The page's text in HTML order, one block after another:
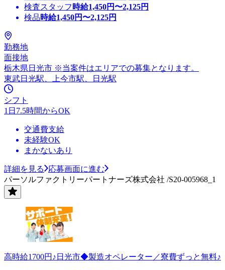
検査スタッフ 時給1,450円〜2,125円
検品時給1,450円〜2,125円
勤務地
面接地
栃木県日光市 ※当案件はエリアでの募集となります。
東武日光駅、上今市駅、日光駅
シフト
1日7.5時間からOK
交通費支給
未経験OK
まかないあり
詳細を見る
応募画面に進む
パーソルファクトリーパートナーズ株式会社 /S20-005968_1
高時給1700円♪日光市◆製造オペレーター／寮費ずっと無料♪